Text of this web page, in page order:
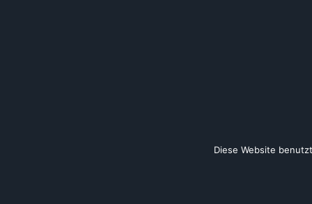
Diese Website